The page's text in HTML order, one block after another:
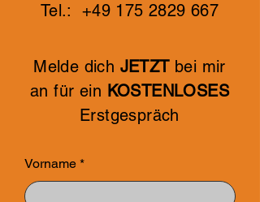
Tel.: +49 175 2829 667
Melde dich JETZTbei mir
an für ein KOSTENLOSES
Erstgespräch
Vorname